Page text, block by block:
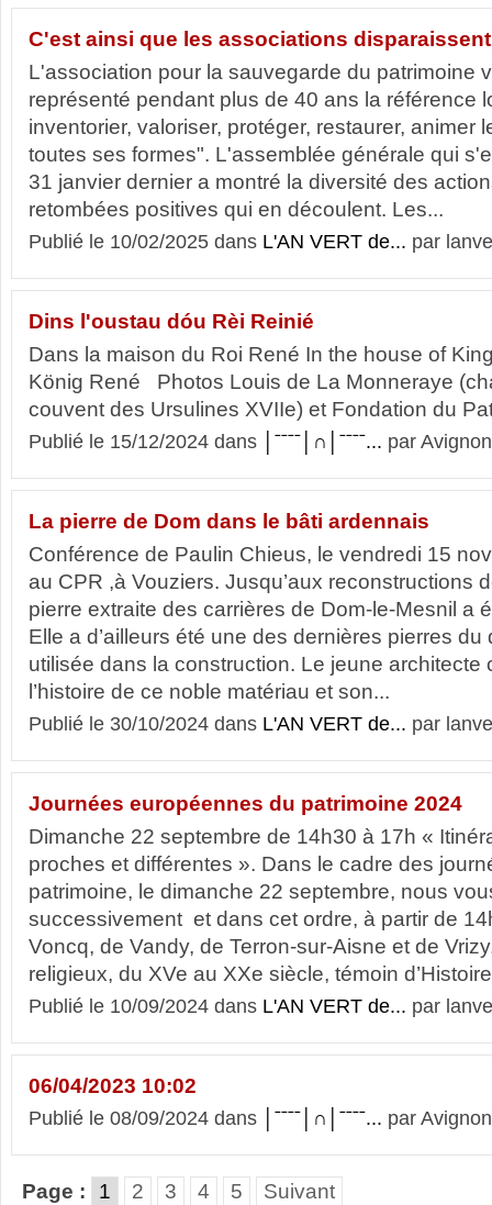
C'est ainsi que les associations disparaissent
L'association pour la sauvegarde du patrimoine
représenté pendant plus de 40 ans la référence
inventorier, valoriser, protéger, res­taurer, animer
toutes ses formes". L'assemblée générale qui
31 janvier dernier a montré la diversité des
retombées positives qui en découlent. Les...
Publié le 10/02/2025 dans L'AN VERT de... par
Dins l'oustau dóu Rèi Reinié
Dans la maison du Roi René In the house of
König René Photos Louis de La Monneraye
couvent des Ursulines XVIIe) et Fondation du
Publié le 15/12/2024 dans │ˉˉˉˉ│∩│ˉˉˉˉ... par
La pierre de Dom dans le bâti ardennais
Conférence de Paulin Chieus, le vendredi 15
au CPR ,à Vouziers. Jusqu’aux reconstructions
pierre extraite des carrières de Dom-le-Mesnil a
Elle a d’ailleurs été une des dernières pierres
utilisée dans la construction. Le jeune architecte
l’histoire de ce noble matériau et son...
Publié le 30/10/2024 dans L'AN VERT de... par
Journées européennes du patrimoine 2024
Dimanche 22 septembre de 14h30 à 17h «
proches et différentes ». Dans le cadre des
patrimoine, le dimanche 22 septembre, nous
successivement et dans cet ordre, à partir de
Voncq, de Vandy, de Terron-sur-Aisne et de
religieux, du XVe au XXe siècle, témoin
Publié le 10/09/2024 dans L'AN VERT de... par
06/04/2023 10:02
Publié le 08/09/2024 dans │ˉˉˉˉ│∩│ˉˉˉˉ... par
Page : 1 2 3 4 5 Suivant